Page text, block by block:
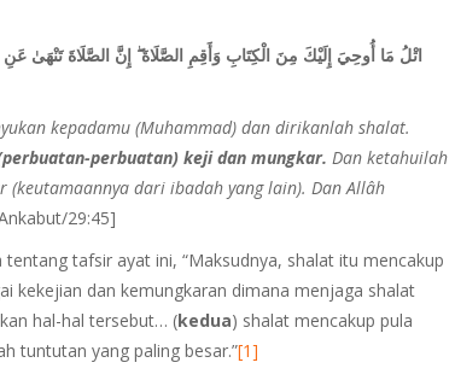
اتْلُ مَا أُوحِيَ إِلَيْكَ مِنَ الْكِتَابِ وَأَقِمِ الصَّلَاةَۖ إِنَّ الصَّلَاةَ تَنْهَىٰ
kepadamu (Muhammad) dan dirikanlah shalat.
perbuatan) keji dan mungkar. Dan ketahuilah
(keutamaannya dari ibadah yang lain). Dan Allâh
29:45]
tafsir ayat ini, “Maksudnya, shalat itu mencakup
kekejian dan kemungkaran dimana menjaga shalat
hal-hal tersebut… (kedua) shalat mencakup pula
tuntutan yang paling besar.”[1]